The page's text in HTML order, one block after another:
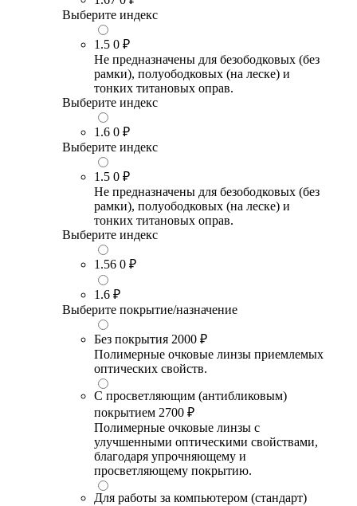
Выберите индекс
1.5 0 ₽
Не предназначены для безободковых (без
рамки), полуободковых (на леске) и
тонких титановых оправ.
Выберите индекс
1.6 0 ₽
Выберите индекс
1.5 0 ₽
Не предназначены для безободковых (без
рамки), полуободковых (на леске) и
тонких титановых оправ.
Выберите индекс
1.56 0 ₽
1.6 ₽
Выберите покрытие/назначение
Без покрытия 2000 ₽
Полимерные очковые линзы приемлемых
оптических свойств.
С просветляющим (антибликовым)
покрытием 2700 ₽
Полимерные очковые линзы с
улучшенными оптическими свойствами,
благодаря упрочняющему и
просветляющему покрытию.
Для работы за компьютером (стандарт)